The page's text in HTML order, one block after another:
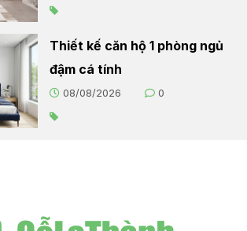
Thiết kế căn hộ 1 phòng ngủ
đậm cá tính
08/08/2026 0